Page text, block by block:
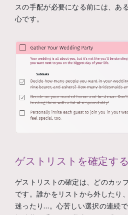
スの手配が必要になる前には、あ
心です。
ゲストリストを確定する
ゲストリストの確定は、どのカッ
です。誰かをリストから外したり
迷ったり…。心苦しい選択の連続